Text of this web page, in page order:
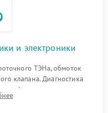
и электроники
ТЭНа, обмоток
клапана. Диагностика
датчика мутности,
модуля управления.